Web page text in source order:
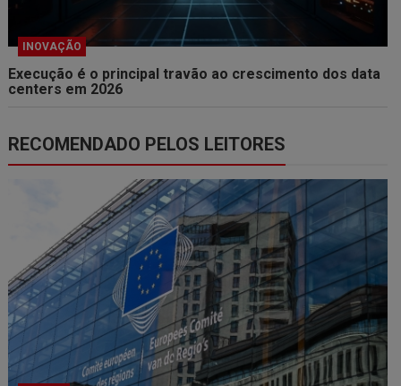
INOVAÇÃO
Execução é o principal travão ao crescimento dos data
centers em 2026
RECOMENDADO PELOS LEITORES